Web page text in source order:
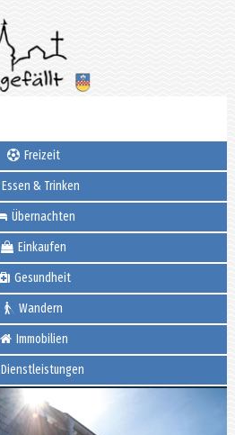
Freizeit
Essen & Trinken
Übernachten
Einkaufen
Gesundheit
Wandern
Immobilien
Dienstleistungen